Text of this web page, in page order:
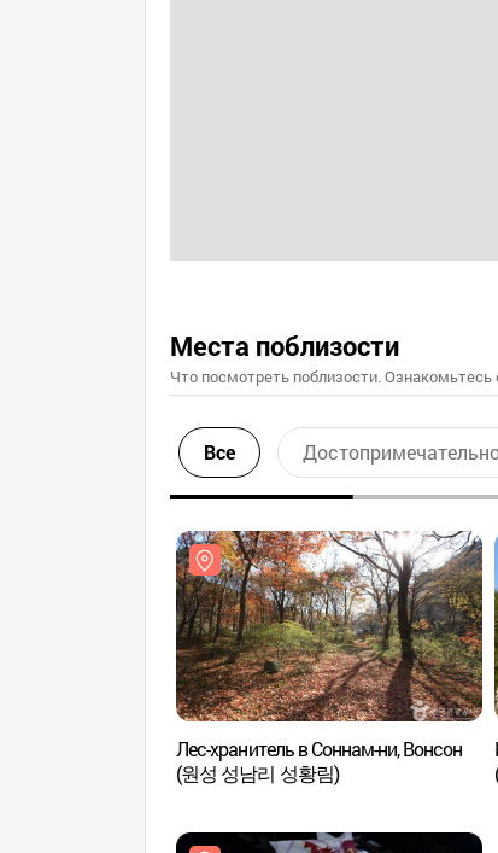
Места поблизости
Что посмотреть поблизости.
Все
Лес-хранитель в Соннам-ни, Вонсон
(원성 성남리 성황림)